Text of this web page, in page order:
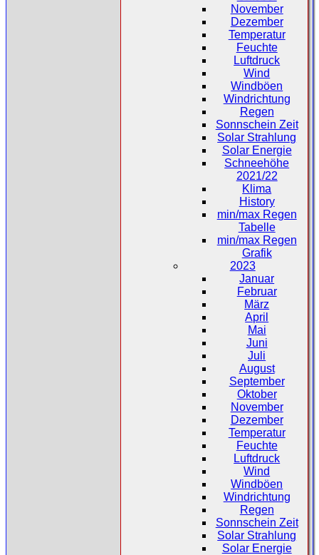
November
Dezember
Temperatur
Feuchte
Luftdruck
Wind
Windböen
Windrichtung
Regen
Sonnschein Zeit
Solar Strahlung
Solar Energie
Schneehöhe
2021/22
Klima
History
min/max Regen
Tabelle
min/max Regen
Grafik
2023
Januar
Februar
März
April
Mai
Juni
Juli
August
September
Oktober
November
Dezember
Temperatur
Feuchte
Luftdruck
Wind
Windböen
Windrichtung
Regen
Sonnschein Zeit
Solar Strahlung
Solar Energie